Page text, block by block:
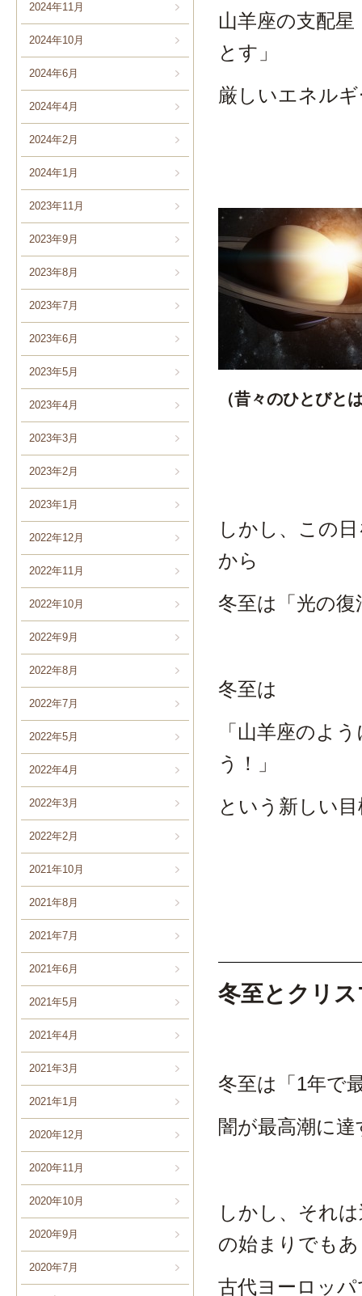
2024年11月
2024年10月
2024年6月
2024年4月
2024年2月
2024年1月
2023年11月
2023年9月
2023年8月
2023年7月
2023年6月
2023年5月
2023年4月
2023年3月
2023年2月
2023年1月
2022年12月
2022年11月
2022年10月
2022年9月
2022年8月
2022年7月
2022年5月
2022年4月
2022年3月
2022年2月
2021年10月
2021年8月
2021年7月
2021年6月
2021年5月
2021年4月
2021年3月
2021年1月
2020年12月
2020年11月
2020年10月
2020年9月
2020年7月
山羊座の支配
とす」
厳しいエネル
（昔々のひとびと
しかし、この
から
冬至は「光の
冬至は
「山羊座のよ
う！」
という新しい
冬至とクリ
冬至は「1年で
闇が最高潮に
しかし、それ
の始まりでも
古代ヨーロッ